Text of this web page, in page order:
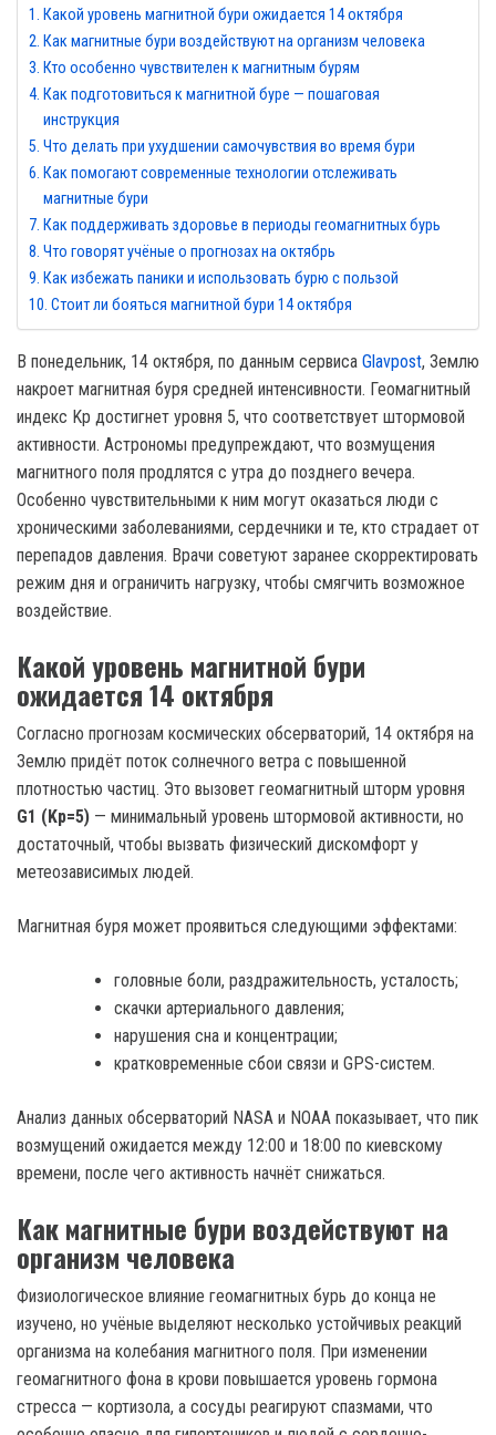
Какой уровень магнитной бури ожидается 14 октября
Как магнитные бури воздействуют на организм человека
Кто особенно чувствителен к магнитным бурям
Как подготовиться к магнитной буре — пошаговая
инструкция
Что делать при ухудшении самочувствия во время бури
Как помогают современные технологии отслеживать
магнитные бури
Как поддерживать здоровье в периоды геомагнитных бурь
Что говорят учёные о прогнозах на октябрь
Как избежать паники и использовать бурю с пользой
Стоит ли бояться магнитной бури 14 октября
В понедельник, 14 октября, по данным сервиса Glavpost, Землю
накроет магнитная буря средней интенсивности. Геомагнитный
индекс Kp достигнет уровня 5, что соответствует штормовой
активности. Астрономы предупреждают, что возмущения
магнитного поля продлятся с утра до позднего вечера.
Особенно чувствительными к ним могут оказаться люди с
хроническими заболеваниями, сердечники и те, кто страдает от
перепадов давления. Врачи советуют заранее скорректировать
режим дня и ограничить нагрузку, чтобы смягчить возможное
воздействие.
Какой уровень магнитной бури
ожидается 14 октября
Согласно прогнозам космических обсерваторий, 14 октября на
Землю придёт поток солнечного ветра с повышенной
плотностью частиц. Это вызовет геомагнитный шторм уровня
G1 (Kp=5) — минимальный уровень штормовой активности, но
достаточный, чтобы вызвать физический дискомфорт у
метеозависимых людей.
Магнитная буря может проявиться следующими эффектами:
головные боли, раздражительность, усталость;
скачки артериального давления;
нарушения сна и концентрации;
кратковременные сбои связи и GPS-систем.
Анализ данных обсерваторий NASA и NOAA показывает, что пик
возмущений ожидается между 12:00 и 18:00 по киевскому
времени, после чего активность начнёт снижаться.
Как магнитные бури воздействуют на
организм человека
Физиологическое влияние геомагнитных бурь до конца не
изучено, но учёные выделяют несколько устойчивых реакций
организма на колебания магнитного поля. При изменении
геомагнитного фона в крови повышается уровень гормона
стресса — кортизола, а сосуды реагируют спазмами, что